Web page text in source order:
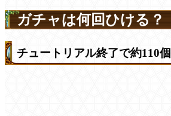
ガチャは何回ひける？
チュートリアル終了で約110個